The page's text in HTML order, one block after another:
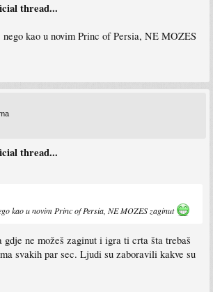
thread...
nego kao u novim Princ of Persia, NE MOZES
thread...
kao u novim Princ of Persia, NE MOZES zaginut
gdje ne možeš zaginut i igra ti crta šta trebaš
svakih par sec. Ljudi su zaboravili kakve su